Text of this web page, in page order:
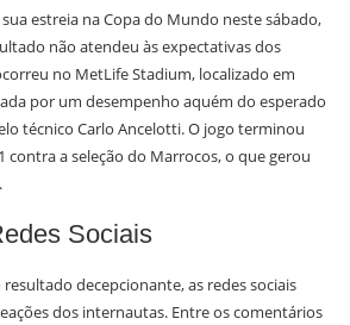
sua estreia na Copa do Mundo neste sábado,
não atendeu às expectativas dos
no MetLife Stadium, localizado em
por um desempenho aquém do esperado
técnico Carlo Ancelotti. O jogo terminou
contra a seleção do Marrocos, o que gerou
Sociais
decepcionante, as redes sociais
dos internautas. Entre os comentários